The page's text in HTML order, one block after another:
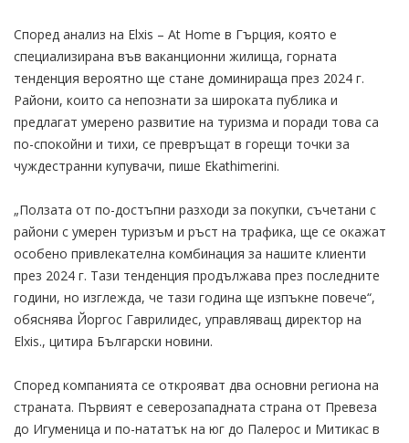
Според анализ на Elxis – At Home в Гърция, която е
специализирана във ваканционни жилища, горната
тенденция вероятно ще стане доминираща през 2024 г.
Райони, които са непознати за широката публика и
предлагат умерено развитие на туризма и поради това са
по-спокойни и тихи, се превръщат в горещи точки за
чуждестранни купувачи, пише Ekathimerini.
„Ползата от по-достъпни разходи за покупки, съчетани с
райони с умерен туризъм и ръст на трафика, ще се окажат
особено привлекателна комбинация за нашите клиенти
през 2024 г. Тази тенденция продължава през последните
години, но изглежда, че тази година ще изпъкне повече“,
обяснява Йоргос Гаврилидес, управляващ директор на
Elxis., цитира Български новини.
Според компанията се открояват два основни региона на
страната. Първият е северозападната страна от Превеза
до Игуменица и по-нататък на юг до Палерос и Митикас в